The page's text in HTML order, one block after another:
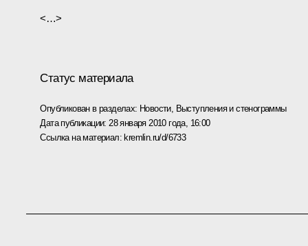
<…>
Статус материала
Опубликован в разделах: Новости, Выступления и стенограммы
Дата публикации: 28 января 2010 года, 16:00
Ссылка на материал: kremlin.ru/d/6733